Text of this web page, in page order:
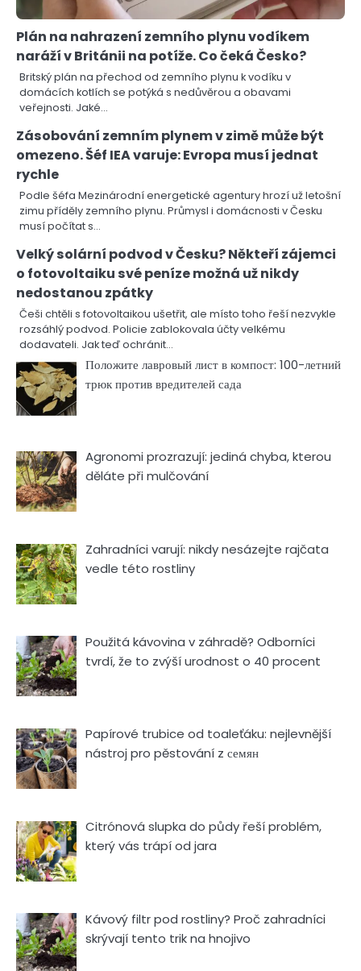
Plán na nahrazení zemního plynu vodíkem
naráží v Británii na potíže. Co čeká Česko?
Britský plán na přechod od zemního plynu k vodíku v
domácích kotlích se potýká s nedůvěrou a obavami
veřejnosti. Jaké…
Zásobování zemním plynem v zimě může být
omezeno. Šéf IEA varuje: Evropa musí jednat
rychle
Podle šéfa Mezinárodní energetické agentury hrozí už letošní
zimu příděly zemního plynu. Průmysl i domácnosti v Česku
musí počítat s…
Velký solární podvod v Česku? Někteří zájemci
o fotovoltaiku své peníze možná už nikdy
nedostanou zpátky
Češi chtěli s fotovoltaikou ušetřit, ale místo toho řeší nezvykle
rozsáhlý podvod. Policie zablokovala účty velkému
dodavateli. Jak teď ochránit…
Положите лавровый лист в компост: 100-летний
трюк против вредителей сада
Agronomi prozrazují: jediná chyba, kterou
děláte při mulčování
Zahradníci varují: nikdy nesázejte rajčata
vedle této rostliny
Použitá kávovina v záhradě? Odborníci
tvrdí, že to zvýší urodnost o 40 procent
Papírové trubice od toaleťáku: nejlevnější
nástroj pro pěstování z семян
Citrónová slupka do půdy řeší problém,
který vás trápí od jara
Kávový filtr pod rostliny? Proč zahradníci
skrývají tento trik na hnojivo